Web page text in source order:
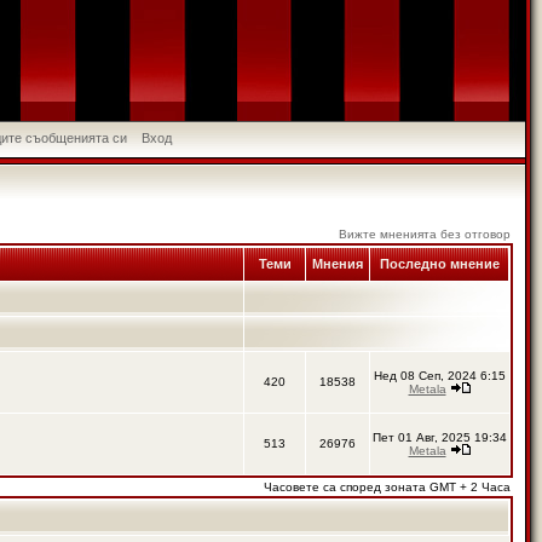
съобщенията си Вход
Вижте мненията без отговор
Теми Мнения Последно мнение
420 18538
Нед 08 Сеп, 2024 6:15
Metala
513 26976
Пет 01 Авг, 2025 19:34
Metala
Часовете са според зоната GMT + 2 Часа